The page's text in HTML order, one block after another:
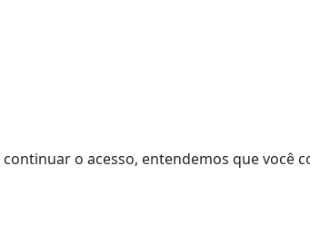
o acesso, entendemos que você